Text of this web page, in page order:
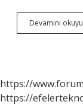
Devamını
https://
https://